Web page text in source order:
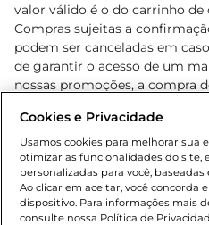
valor válido é o do carrinho
Compras sujeitas a
podem ser canceladas em
de garantir o acesso de um
nossas promoções, a compra
cliente. Os preços, ofertas e
o e-commerce e válidos
sofrer alterações sem prévia
de bebidas alcoólicas para
Lei n.º 8069/90, art. 81, inciso
Adolescente). Preços e
Cookies e Privacidade
Usamos cookies para melhorar sua
otimizar as funcionalidades do site,
personalizadas para você,
Ao clicar em aceitar, você concorda
dispositivo. Para informações mais
consulte nossa Política de